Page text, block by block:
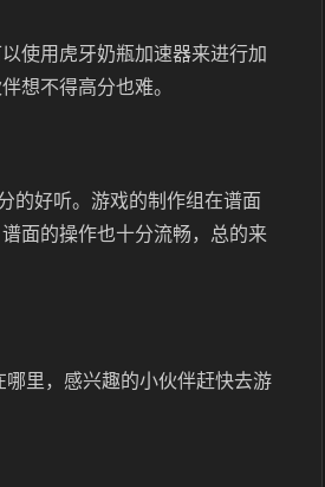
使用虎牙奶瓶加速器来进行加
想不得高分也难。
的好听。游戏的制作组在谱面
面的操作也十分流畅，总的来
里，感兴趣的小伙伴赶快去游